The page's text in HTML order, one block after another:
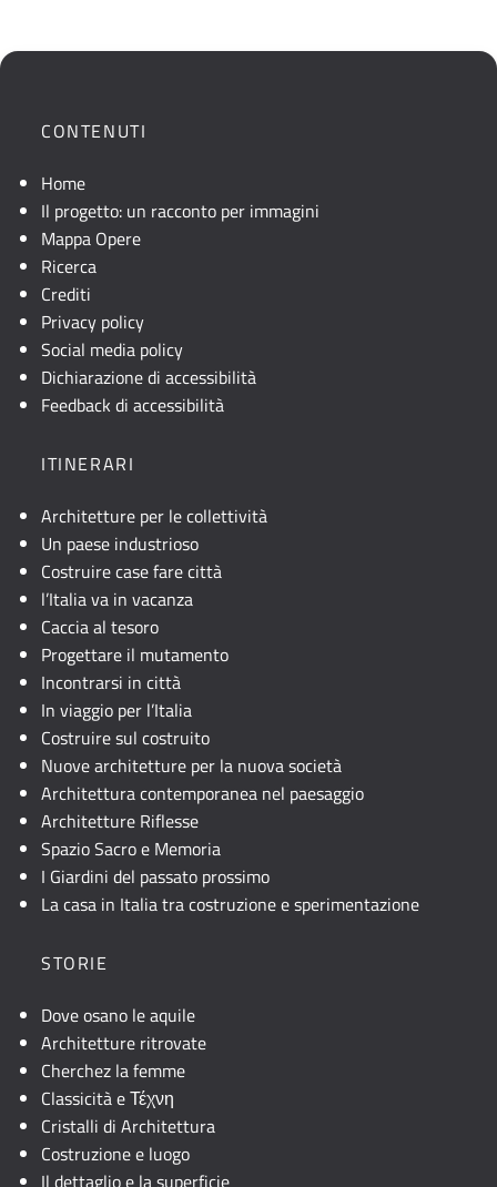
CONTENUTI
Home
Il progetto: un racconto per immagini
Mappa Opere
Ricerca
Crediti
Privacy policy
Social media policy
Dichiarazione di accessibilità
Feedback di accessibilità
ITINERARI
Architetture per le collettività
Un paese industrioso
Costruire case fare città
l’Italia va in vacanza
Caccia al tesoro
Progettare il mutamento
Incontrarsi in città
In viaggio per l’Italia
Costruire sul costruito
Nuove architetture per la nuova società
Architettura contemporanea nel paesaggio
Architetture Riflesse
Spazio Sacro e Memoria
I Giardini del passato prossimo
La casa in Italia tra costruzione e sperimentazione
STORIE
Dove osano le aquile
Architetture ritrovate
Cherchez la femme
Classicità e Τέχνη
Cristalli di Architettura
Costruzione e luogo
Il dettaglio e la superficie